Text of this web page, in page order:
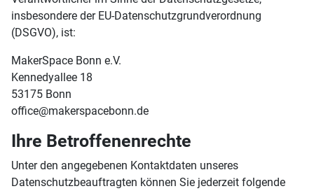
insbesondere der EU-Datenschutzgrundverordnung
(DSGVO), ist:
MakerSpace Bonn e.V.
Kennedyallee 18
53175 Bonn
office@makerspacebonn.de
Ihre Betroffenenrechte
Unter den angegebenen Kontaktdaten unseres
Datenschutzbeauftragten können Sie jederzeit folgende